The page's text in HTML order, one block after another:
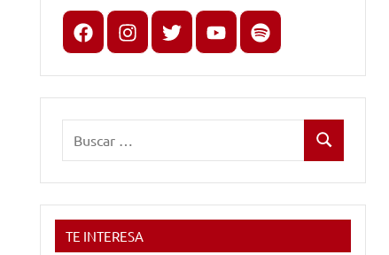
FacebookInstagram
X youtubespotify
Buscar
TE INTERESA